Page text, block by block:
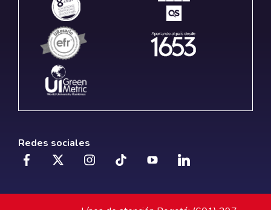
Redes sociales